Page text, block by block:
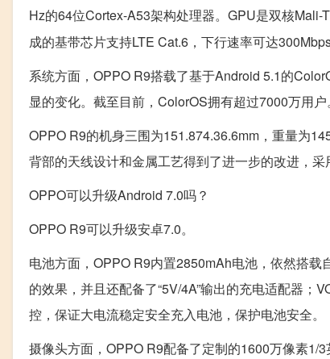
Hz的64位Cortex-A53架构处理器。GPU是双核
成的基带芯片支持LTE Cat.6，下行速率可达
系统方面，OPPO R9搭载了基于Android 5.1的
显的变化。截至目前，ColorOS拥有超过7000万用
OPPO R9的机身三围为151.874.36.6mm，重量为
背部的天线设计和金属工艺得到了进一步的改进，
OPPO可以升级Android 7.0吗？
OPPO R9可以升级安卓7.0。
电池方面，OPPO R9内置2850mAh电池，依然搭载
的效果，并且还配备了“5V/4A”输出的充电适配器；
控，保证大电流稳定安全充入电池，保护电池安全。
摄像头方面，OPPO R9配备了定制的1600万像素1/